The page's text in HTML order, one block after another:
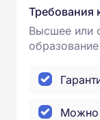
Требования
Высшее или
Можно